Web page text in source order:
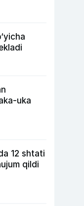
uka
12 shtati
qildi